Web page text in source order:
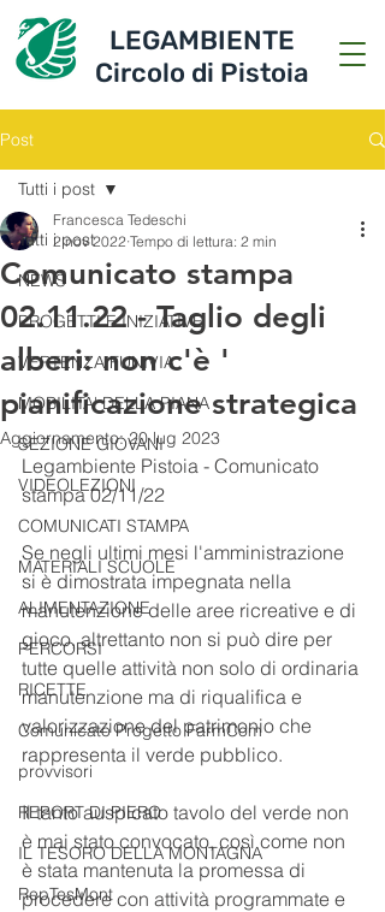
LEGAMBIENTE
Circolo di Pistoia
Post
Tutti i post
NEWS
PROGETTI E INIZIATIVE
VERTENZA FUNIVIA
MOBILITA' DELLA PIANA
SEZIONE GIOVANI
VIDEOLEZIONI
COMUNICATI STAMPA
MATERIALI SCUOLE
ALIMENTAZIONE
PERCORSI
RICETTE
Comunicato Progetto FarmCom
provvisori
REPORT DI PIERO
IL TESORO DELLA MONTAGNA
RepTesMont
Tutti i post
Comunicato stampa
02.11.22 - Taglio degli
alberi: non c'è '
pianificazione strategica
Francesca Tedeschi
2 nov 2022 Tempo di lettura: 2 min
Aggiornamento:20 lug 2023
Legambiente Pistoia - Comunicato
stampa 02/11/22
Se negli ultimi mesi l'amministrazione
si è dimostrata impegnata nella
manutenzione delle aree ricreative e di
gioco, altrettanto non si può dire per
tutte quelle attività non solo di ordinaria
manutenzione ma di riqualifica e
valorizzazione del patrimonio che
rappresenta il verde pubblico.
Il tanto auspicato tavolo del verde non
è mai stato convocato, così come non
è stata mantenuta la promessa di
procedere con attività programmate e